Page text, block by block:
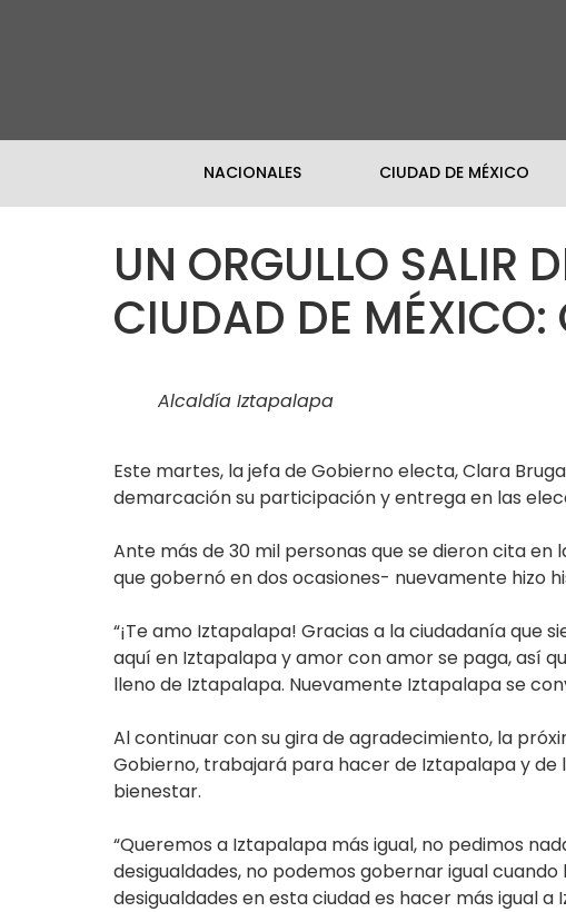
NACIONALES CIUDAD DE MÉXICO
UN ORGULLO SALIR
CIUDAD DE
Alcaldía Iztapalapa
Este martes, la jefa de Gobierno electa, Clara
demarcación su participación y entrega en las
Ante más de 30 mil personas que se dieron cita
que gobernó en dos ocasiones- nuevamente hizo
“¡Te amo Iztapalapa! Gracias a la ciudadanía
aquí en Iztapalapa y amor con amor se paga, así
lleno de Iztapalapa. Nuevamente Iztapalapa se
Al continuar con su gira de agradecimiento, la
Gobierno, trabajará para hacer de Iztapalapa y de
bienestar.
“Queremos a Iztapalapa más igual, no pedimos
desigualdades, no podemos gobernar igual
desigualdades en esta ciudad es hacer más igual a